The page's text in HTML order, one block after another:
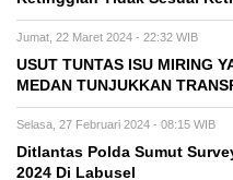
Jumat, 22 Maret 2024 - 22:32 WIB
USUT TUNTAS ISU MIRING
MEDAN TUNJUKKAN
Selasa, 27 Februari 2024 - 08:15 WIB
Ditlantas Polda Sumut
2024 Di Labusel